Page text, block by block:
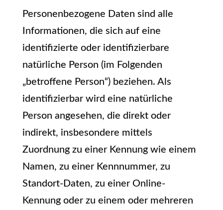
Personenbezogene Daten sind alle
Informationen, die sich auf eine
identifizierte oder identifizierbare
natürliche Person (im Folgenden
„betroffene Person“) beziehen. Als
identifizierbar wird eine natürliche
Person angesehen, die direkt oder
indirekt, insbesondere mittels
Zuordnung zu einer Kennung wie einem
Namen, zu einer Kennnummer, zu
Standort-Daten, zu einer Online-
Kennung oder zu einem oder mehreren